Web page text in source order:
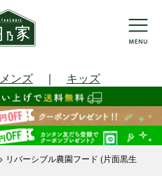
メンズ ｜ キッズ
リバーシブル農園フード (片面黒生